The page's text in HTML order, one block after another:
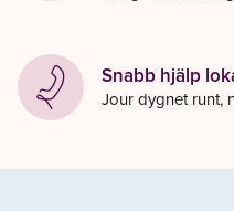
Snabb hjälp
Jour dygnet runt,